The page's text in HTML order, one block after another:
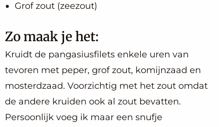
Grof zout (zeezout)
Zo maak je het:
Kruidt de pangasiusfilets enkele uren van
tevoren met peper, grof zout, komijnzaad en
mosterdzaad. Voorzichtig met het zout omdat
de andere kruiden ook al zout bevatten.
Persoonlijk voeg ik maar een snufje